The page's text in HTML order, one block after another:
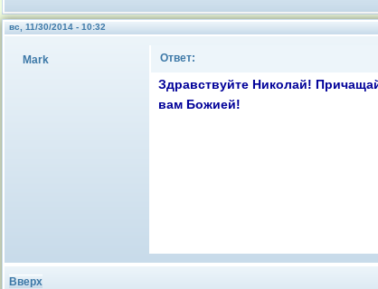
вс, 11/30/2014 - 10:32
Mark Ответ:
Здравствуйте Николай!
вам Божией!
Вверх